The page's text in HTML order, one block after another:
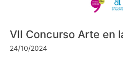
VII Concurso Arte en
24/10/2024